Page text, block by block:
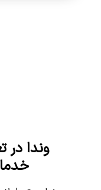
وندا در